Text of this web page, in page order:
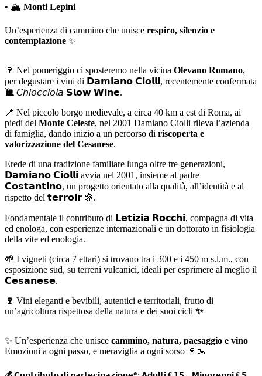
• 🏔️ Monti Lepini
Un’esperienza di cammino che unisce respiro, silenzio e
contemplazione ✨
🍷 Nel pomeriggio ci sposteremo nella vicina Olevano Romano,
per degustare i vini di 𝗗𝗮𝗺𝗶𝗮𝗻𝗼 𝗖𝗶𝗼𝗹𝗹𝗶, recentemente confermata
🐌 𝘊𝘩𝘪𝘰𝘤𝘤𝘪𝘰𝘭𝘢 𝗦𝗹𝗼𝘄 𝗪𝗶𝗻𝗲.
📍 Nel piccolo borgo medievale, a circa 40 km a est di Roma, ai
piedi del Monte Celeste, nel 2001 Damiano Ciolli rileva l’azienda
di famiglia, dando inizio a un percorso di riscoperta e
valorizzazione del Cesanese.
Erede di una tradizione familiare lunga oltre tre generazioni,
𝗗𝗮𝗺𝗶𝗮𝗻𝗼 𝗖𝗶𝗼𝗹𝗹𝗶 avvia nel 2001, insieme al padre
𝗖𝗼𝘀𝘁𝗮𝗻𝘁𝗶𝗻𝗼, un progetto orientato alla qualità, all’identità e al
rispetto del 𝘁𝗲𝗿𝗿𝗼𝗶𝗿 🍇.
Fondamentale il contributo di 𝗟𝗲𝘁𝗶𝘇𝗶𝗮 𝗥𝗼𝗰𝗰𝗵𝗶, compagna di vita
ed enologa, con esperienze internazionali e un dottorato in fisiologia
della vite ed enologia.
🌱 I vigneti (circa 7 ettari) si trovano tra i 300 e i 450 m s.l.m., con
esposizione sud, su terreni vulcanici, ideali per esprimere al meglio il
𝗖𝗲𝘀𝗮𝗻𝗲𝘀𝗲.
🍷 Vini eleganti e bevibili, autentici e territoriali, frutto di
un’agricoltura rispettosa della natura e dei suoi cicli ✨
✨ Un’esperienza che unisce cammino, natura, paesaggio e vino
Emozioni a ogni passo, e meraviglia a ogni sorso 🍷🥾